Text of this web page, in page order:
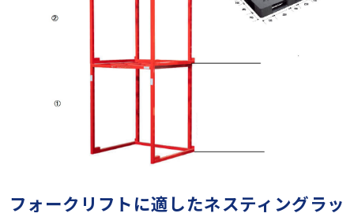
フォークリフトに適したネスティングラッ